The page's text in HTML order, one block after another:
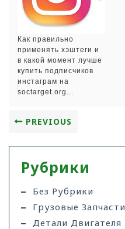
Как правильно
применять хэштеги и
в какой момент лучше
купить подписчиков
инстаграм на
soctarget.org...
PREVIOUS
Рубрики
Без Рубрики
Грузовые Запчасти
Детали Двигателя